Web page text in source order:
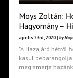
Moys Zoltán:
Hagyomány –
április 23rd, 2020 | by
"A Hazajáró hétről
kasul
megismerje